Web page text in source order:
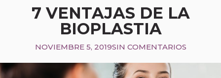
7 VENTAJAS DE LA
BIOPLASTIA
NOVIEMBRE 5, 2019SIN COMENTARIOS